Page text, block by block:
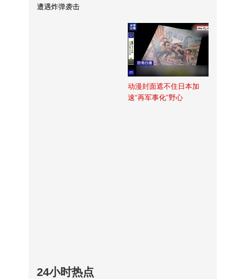
遭遇炸弹袭击
动漫封面遮不住日本加
速“再军事化”野心
24小时热点